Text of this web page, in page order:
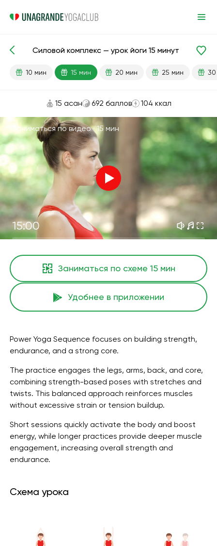
Готовые уроки Сила
Силовой комплекс — урок йоги 15 минут
10 мин 15 мин 20 мин 25 мин
15 асан 692 баллов 104 ккал
Заниматься по видео ·15 мин
15:00
Заниматься по схеме 15 мин
Удобнее в приложении
Power Yoga Sequence focuses on building strength,
endurance, and a strong core.
The practice engages the legs, arms, back, and core,
combining strength-based poses with stretches and
twists. This balanced approach reinforces muscles
without excessive strain or tension buildup.
Short sessions quickly activate the body and boost
energy, while longer practices provide deeper muscle
engagement, increasing overall strength and
endurance.
Схема урока